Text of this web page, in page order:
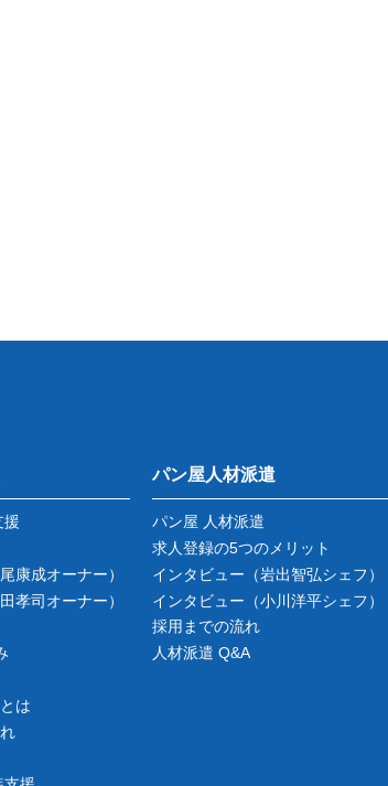
援
尾康成オーナー）
田孝司オーナー）
は
パン屋人材派遣
パン屋 人材派遣
求人登録の5つのメリット
インタビュー （岩出智弘シェフ）
インタビュー （小川洋平シェフ）
採用までの流れ
人材派遣 Q&A